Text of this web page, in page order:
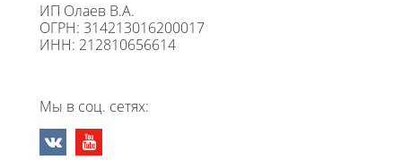
ИП Олаев В.А.
ОГРН: 314213016200017
ИНН: 212810656614
Мы в соц. сетях: